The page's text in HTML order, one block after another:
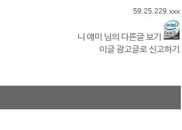
59.25.229.xxx
니 애미 님의 다른글 보기
이글 광고글로 신고하기